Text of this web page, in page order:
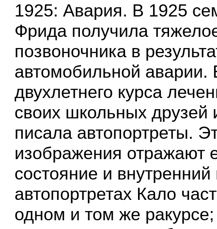
1925: Авария. В 1925
Фрида получила
позвоночника в
автомобильной аварии.
двухлетнего курса
своих школьных друзей
писала автопортреты.
изображения отражают
состояние и
автопортретах Кало
одном и том же